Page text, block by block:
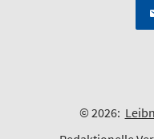
© 2026: